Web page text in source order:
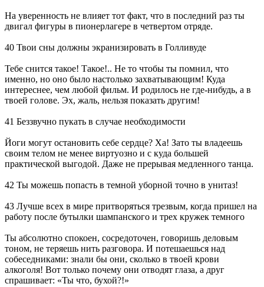
На уверенность не влияет тот факт, что в последний раз ты
двигал фигуры в пионерлагере в четвертом отряде.
40 Твои сны должны экранизировать в Голливуде
Тебе снится такое! Такое!.. Не то чтобы ты помнил, что
именно, но оно было настолько захватывающим! Куда
интереснее, чем любой фильм. И родилось не где-нибудь, а в
твоей голове. Эх, жаль, нельзя показать другим!
41 Беззвучно пукать в случае необходимости
Йоги могут остановить себе сердце? Ха! Зато ты владеешь
своим телом не менее виртуозно и с куда большей
практической выгодой. Даже не прерывая медленного танца.
42 Ты можешь попасть в темной уборной точно в унитаз!
43 Лучше всех в мире притворяться трезвым, когда пришел на
работу после бутылки шампанского и трех кружек темного
Ты абсолютно спокоен, сосредоточен, говоришь деловым
тоном, не теряешь нить разговора. И потешаешься над
собеседниками: знали бы они, сколько в твоей крови
алкоголя! Вот только почему они отводят глаза, а друг
спрашивает: «Ты что, бухой?!»